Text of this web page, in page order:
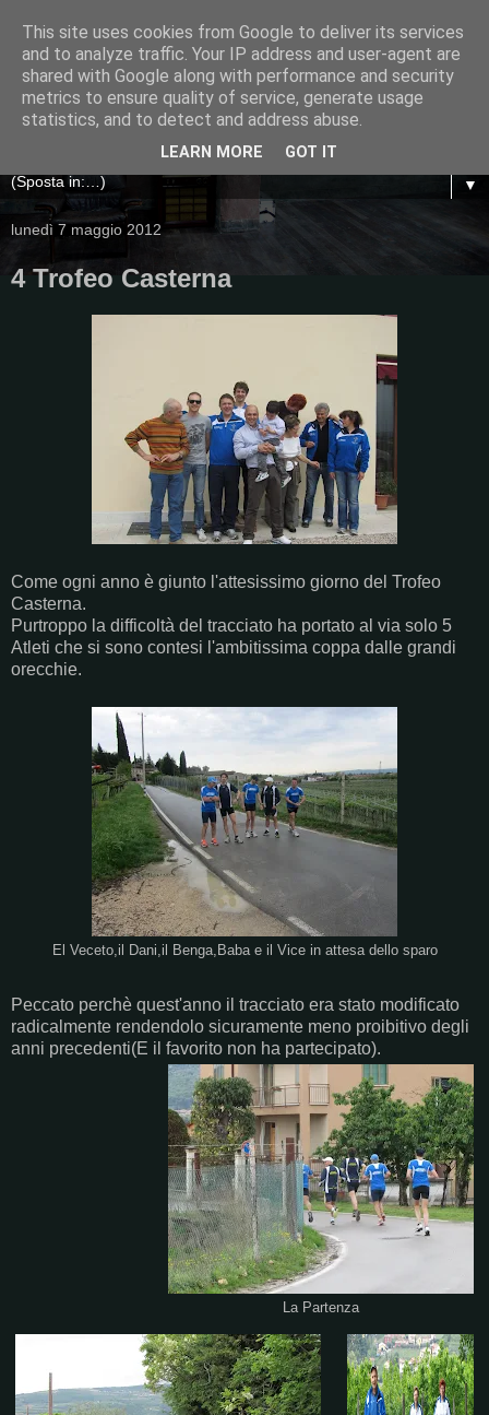
▼
lunedì 7 maggio 2012
4 Trofeo Casterna
Come ogni anno è giunto l'attesissimo giorno del Trofeo
Casterna.
Purtroppo la difficoltà del tracciato ha portato al via solo 5
Atleti che si sono contesi l'ambitissima coppa dalle grandi
orecchie.
El Veceto,il Dani,il Benga,Baba e il Vice in attesa dello sparo
Peccato perchè quest'anno il tracciato era stato modificato
radicalmente rendendolo sicuramente meno proibitivo degli
anni precedenti(E il favorito non ha partecipato).
La Partenza
This site uses cookies from Google to deliver its services
and to analyze traffic. Your IP address and user-agent are
shared with Google along with performance and security
metrics to ensure quality of service, generate usage
statistics, and to detect and address abuse.
LEARN MORE GOT IT